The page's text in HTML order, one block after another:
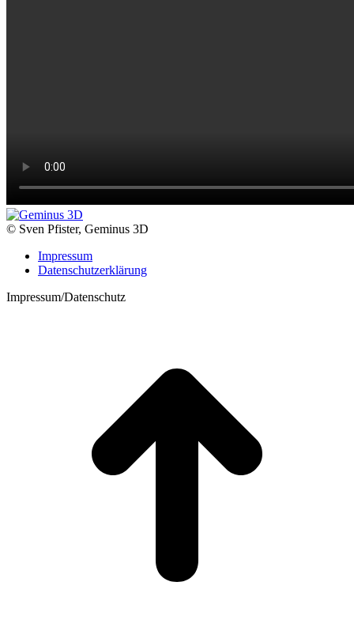
© Sven Pfister, Geminus 3D
Impressum
Datenschutzerklärung
Impressum/Datenschutz